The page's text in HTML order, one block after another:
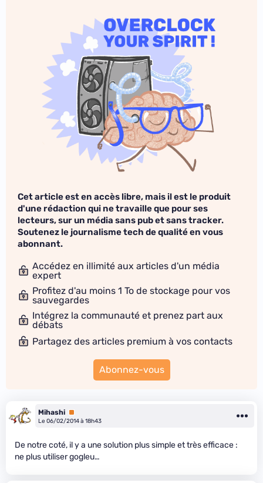
Cet article est en accès libre, mais il est le produit
d'une rédaction qui ne travaille que pour ses
lecteurs, sur un média sans pub et sans tracker.
Soutenez le journalisme tech de qualité en vous
abonnant.
Accédez en illimité aux articles d'un média
expert
Profitez d'au moins 1 To de stockage pour vos
sauvegardes
Intégrez la communauté et prenez part aux
débats
Partagez des articles premium à vos contacts
Abonnez-vous
Mihashi Premium
Le 06/02/2014 à 18h43
De notre coté, il y a une solution plus simple et très efficace :
ne plus utiliser gogleu…